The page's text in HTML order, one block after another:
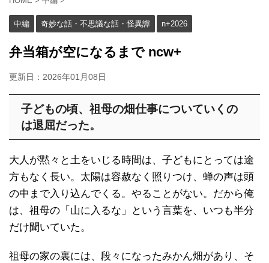
中編 奇妙な話・不思議な話・怪異譚 n+2026
弁当箱が空になるまで ncw+
更新日： 2026年01月08日
子どもの頃、祖母の畑仕事についていくの
は退屈だった。
大人が黙々と土をいじる時間は、子どもにとっては途
方もなく長い。太陽は容赦なく照りつけ、蝉の声は頭
の中まで入り込んでくる。やることがない。だから俺
は、祖母の「山に入るな」という言葉を、いつも半分
だけ聞いていた。
祖母の家の裏には、段々になったみかん畑があり、そ